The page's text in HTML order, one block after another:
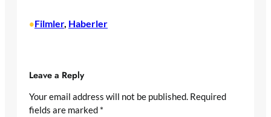
•Filmler, Haberler
Leave a Reply
Your email address will not be published. Required
fields are marked *